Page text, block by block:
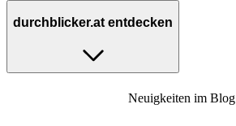
durchblicker.at entdecken
Neuigkeiten im Blog